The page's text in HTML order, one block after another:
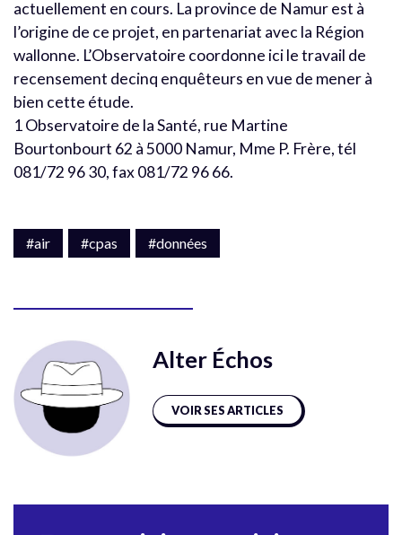
actuellement en cours. La province de Namur est à
l’origine de ce projet, en partenariat avec la Région
wallonne. L’Observatoire coordonne ici le travail de
recensement decinq enquêteurs en vue de mener à
bien cette étude.
1 Observatoire de la Santé, rue Martine
Bourtonbourt 62 à 5000 Namur, Mme P. Frère, tél
081/72 96 30, fax 081/72 96 66.
#air #cpas #données
Alter Échos
VOIR SES ARTICLES